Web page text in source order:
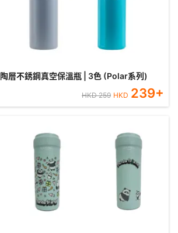
Camel 駱駝牌 - 1L 陶層不銹鋼真空保溫瓶 | 3色 (Polar系列)
HKD259 HKD 239+